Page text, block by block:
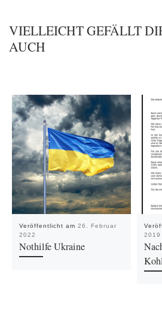
VIELLEICHT GEFÄLLT
AUCH
Veröffentlicht am 26. Februar
2022
Nothilfe Ukraine
2019